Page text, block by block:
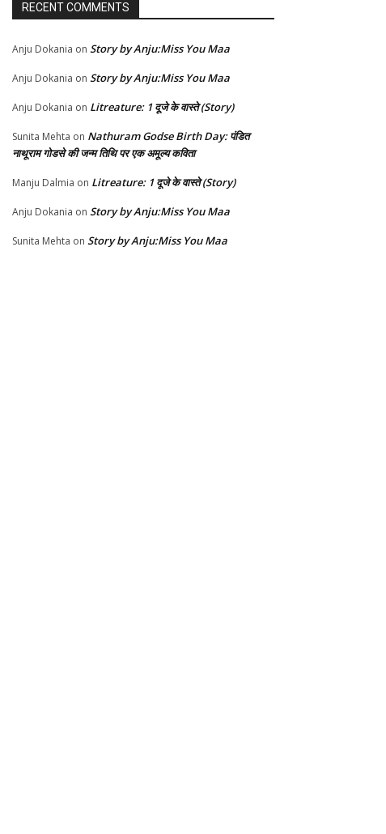
RECENT COMMENTS
Anju Dokania on Story by Anju:Miss You Maa
Anju Dokania on Story by Anju:Miss You Maa
Anju Dokania on Litreature: 1 दूजे के वास्ते (Story)
Sunita Mehta on Nathuram Godse Birth Day: पंडित
नाथूराम गोडसे की जन्म तिथि पर एक अमूल्य कविता
Manju Dalmia on Litreature: 1 दूजे के वास्ते (Story)
Anju Dokania on Story by Anju:Miss You Maa
Sunita Mehta on Story by Anju:Miss You Maa